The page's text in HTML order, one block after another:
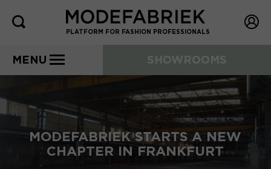
PLATFORM FOR FASHION PROFESSIONALS
MENU SHOWROOMS
MODEFABRIEK STARTS A NEW
CHAPTER IN FRANKFURT